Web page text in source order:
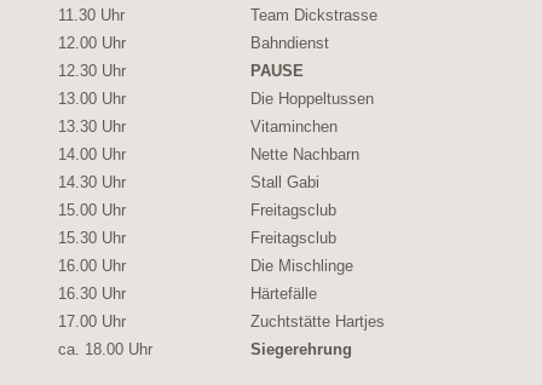
11.30 Uhr
Team Dickstrasse
12.00 Uhr
Bahndienst
12.30 Uhr
PAUSE
13.00 Uhr
Die Hoppeltussen
13.30 Uhr
Vitaminchen
14.00 Uhr
Nette Nachbarn
14.30 Uhr
Stall Gabi
15.00 Uhr
Freitagsclub
15.30 Uhr
Freitagsclub
16.00 Uhr
Die Mischlinge
16.30 Uhr
Härtefälle
17.00 Uhr
Zuchtstätte Hartjes
ca. 18.00 Uhr
Siegerehrung